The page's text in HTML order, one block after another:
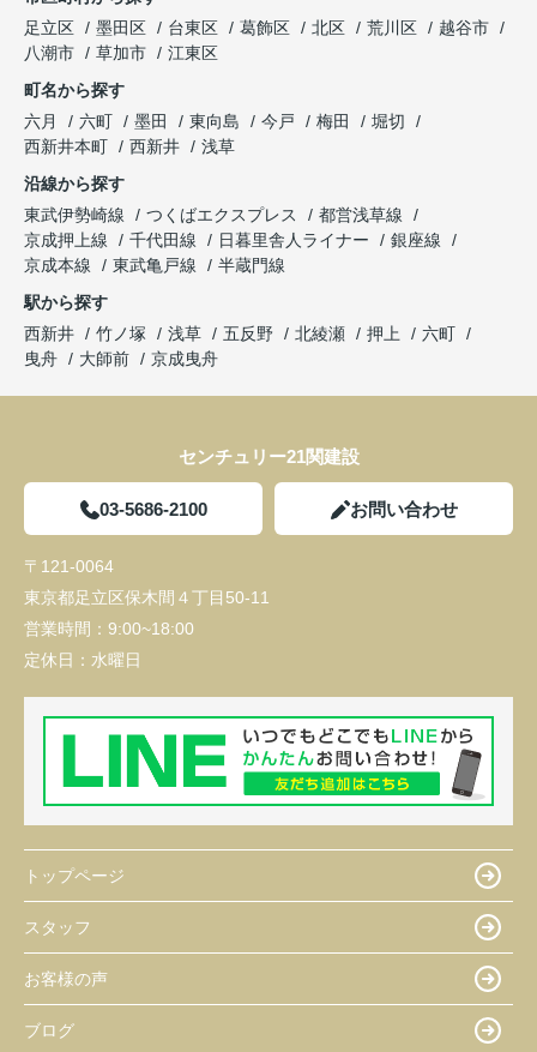
足立区
墨田区 台東区 葛飾区 北区 荒川区
越谷市
八潮市
草加市
江東区
町名から探す
六月
六町 墨田 東向島 今戸 梅田
堀切
西新井本町
西新井
浅草
沿線から探す
東武伊勢崎線
つくばエクスプレス
都営浅草線
京成押上線
千代田線 日暮里舎人ライナー
銀座線
京成本線
東武亀戸線
半蔵門線
駅から探す
西新井
竹ノ塚 浅草 五反野 北綾瀬 押上
六町
曳舟
大師前 京成曳舟
センチュリー21関建設
03-5686-2100 お問い合わせ
〒121-0064
東京都足立区保木間４丁目50-11
営業時間： 9:00~18:00
定休日： 水曜日
トップページ
スタッフ
お客様の声
ブログ